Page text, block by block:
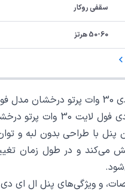
سقفی روکار
50-60 هرتز
گرد
پنل ال ای دی
و ویژگی‌های پنل ال ای دی فول لایت 30